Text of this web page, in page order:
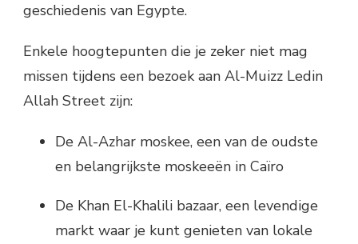
geschiedenis van Egypte.
Enkele hoogtepunten die je zeker niet mag
missen tijdens een bezoek aan Al-Muizz Ledin
Allah Street zijn:
De Al-Azhar moskee, een van de oudste
en belangrijkste moskeeën in Caïro
De Khan El-Khalili bazaar, een levendige
markt waar je kunt genieten van lokale